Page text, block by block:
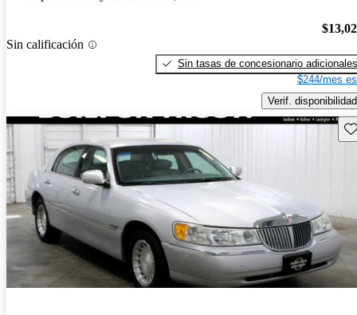
Sin calificación
Sin tasas de concesionario adicionales
$244/mes
Verif. disponibilidad